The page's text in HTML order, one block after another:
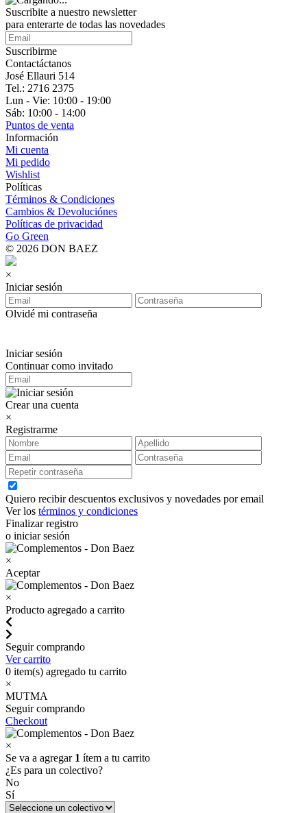
Suscribite a nuestro newsletter
para enterarte de todas las novedades
Suscribirme
Contactáctanos
José Ellauri 514
Tel.: 2716 2375
Lun - Vie: 10:00 - 19:00
Sáb: 10:00 - 14:00
Puntos de venta
Información
Mi cuenta
Mi pedido
Wishlist
Políticas
Términos & Condiciones
Cambios & Devoluciónes
Políticas de privacidad
Go Green
© 2026 DON BAEZ
×
Iniciar sesión
Olvidé mi contraseña
Iniciar sesión
Continuar como invitado
Crear una cuenta
×
Registrarme
Quiero recibir descuentos exclusivos y novedades por email
Ver los términos y condiciones
Finalizar registro
o iniciar sesión
×
Aceptar
×
Producto agregado a carrito
Seguir comprando
Ver carrito
0 item(s) agregado tu carrito
×
MUTMA
Seguir comprando
Checkout
×
Se va a agregar 1 ítem a tu carrito
¿Es para un colectivo?
No
Sí